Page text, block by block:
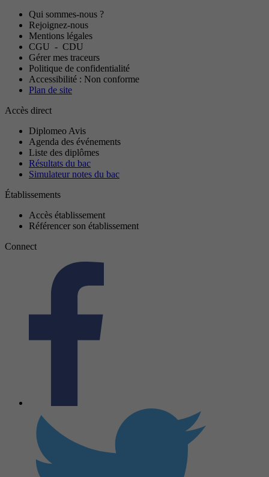
Qui sommes-nous ?
Rejoignez-nous
Mentions légales
CGU - CDU
Gérer mes traceurs
Politique de confidentialité
Accessibilité : Non conforme
Plan de site
Accès direct
Diplomeo Avis
Agenda des événements
Liste des diplômes
Résultats du bac
Simulateur notes du bac
Établissements
Accès établissement
Référencer son établissement
Connect